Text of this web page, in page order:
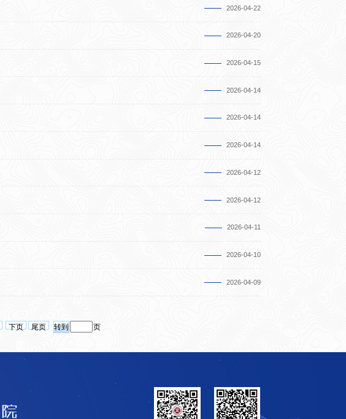
2026-04-22
2026-04-20
2026-04-15
2026-04-14
2026-04-14
2026-04-14
2026-04-12
2026-04-12
2026-04-11
2026-04-10
2026-04-09
下页 尾页 页